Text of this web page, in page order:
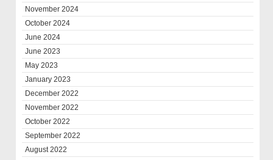
November 2024
October 2024
June 2024
June 2023
May 2023
January 2023
December 2022
November 2022
October 2022
September 2022
August 2022